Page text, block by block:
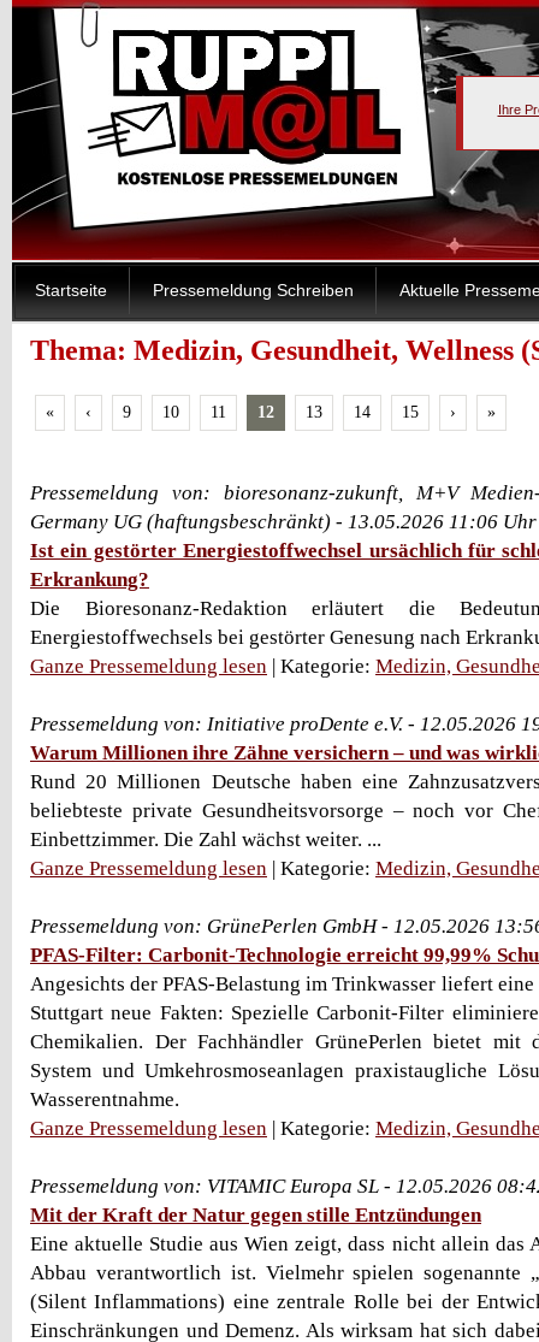
Ihre
Startseite Pressemeldung Schreiben Aktuelle
Thema: Medizin, Gesundheit, Wellness
« ‹ 9 10 11 12 13 14 15 › »
Pressemeldung von: bioresonanz-zukunft, M+V
Germany UG (haftungsbeschränkt) - 13.05.2026 11:06 Uhr
Ist ein gestörter Energiestoffwechsel ursächlich für
Erkrankung?
Die Bioresonanz-Redaktion erläutert die
Energiestoffwechsels bei gestörter Genesung nach
Ganze Pressemeldung lesen | Kategorie: Medizin,
Pressemeldung von: Initiative proDente e.V. - 12.05.2026
Warum Millionen ihre Zähne versichern – und was
Rund 20 Millionen Deutsche haben eine
beliebteste private Gesundheitsvorsorge – noch vor
Einbettzimmer. Die Zahl wächst weiter. ...
Ganze Pressemeldung lesen | Kategorie: Medizin,
Pressemeldung von: GrünePerlen GmbH - 12.05.2026
PFAS-Filter: Carbonit-Technologie erreicht 99,99%
Angesichts der PFAS-Belastung im Trinkwasser liefert
Stuttgart neue Fakten: Spezielle Carbonit-Filter
Chemikalien. Der Fachhändler GrünePerlen bietet mit
System und Umkehrosmoseanlagen praxistaugliche
Wasserentnahme.
Ganze Pressemeldung lesen | Kategorie: Medizin,
Pressemeldung von: VITAMIC Europa SL - 12.05.2026
Mit der Kraft der Natur gegen stille Entzündungen
Eine aktuelle Studie aus Wien zeigt, dass nicht allein das
Abbau verantwortlich ist. Vielmehr spielen sogenannte
(Silent Inflammations) eine zentrale Rolle bei der
Einschränkungen und Demenz. Als wirksam hat sich